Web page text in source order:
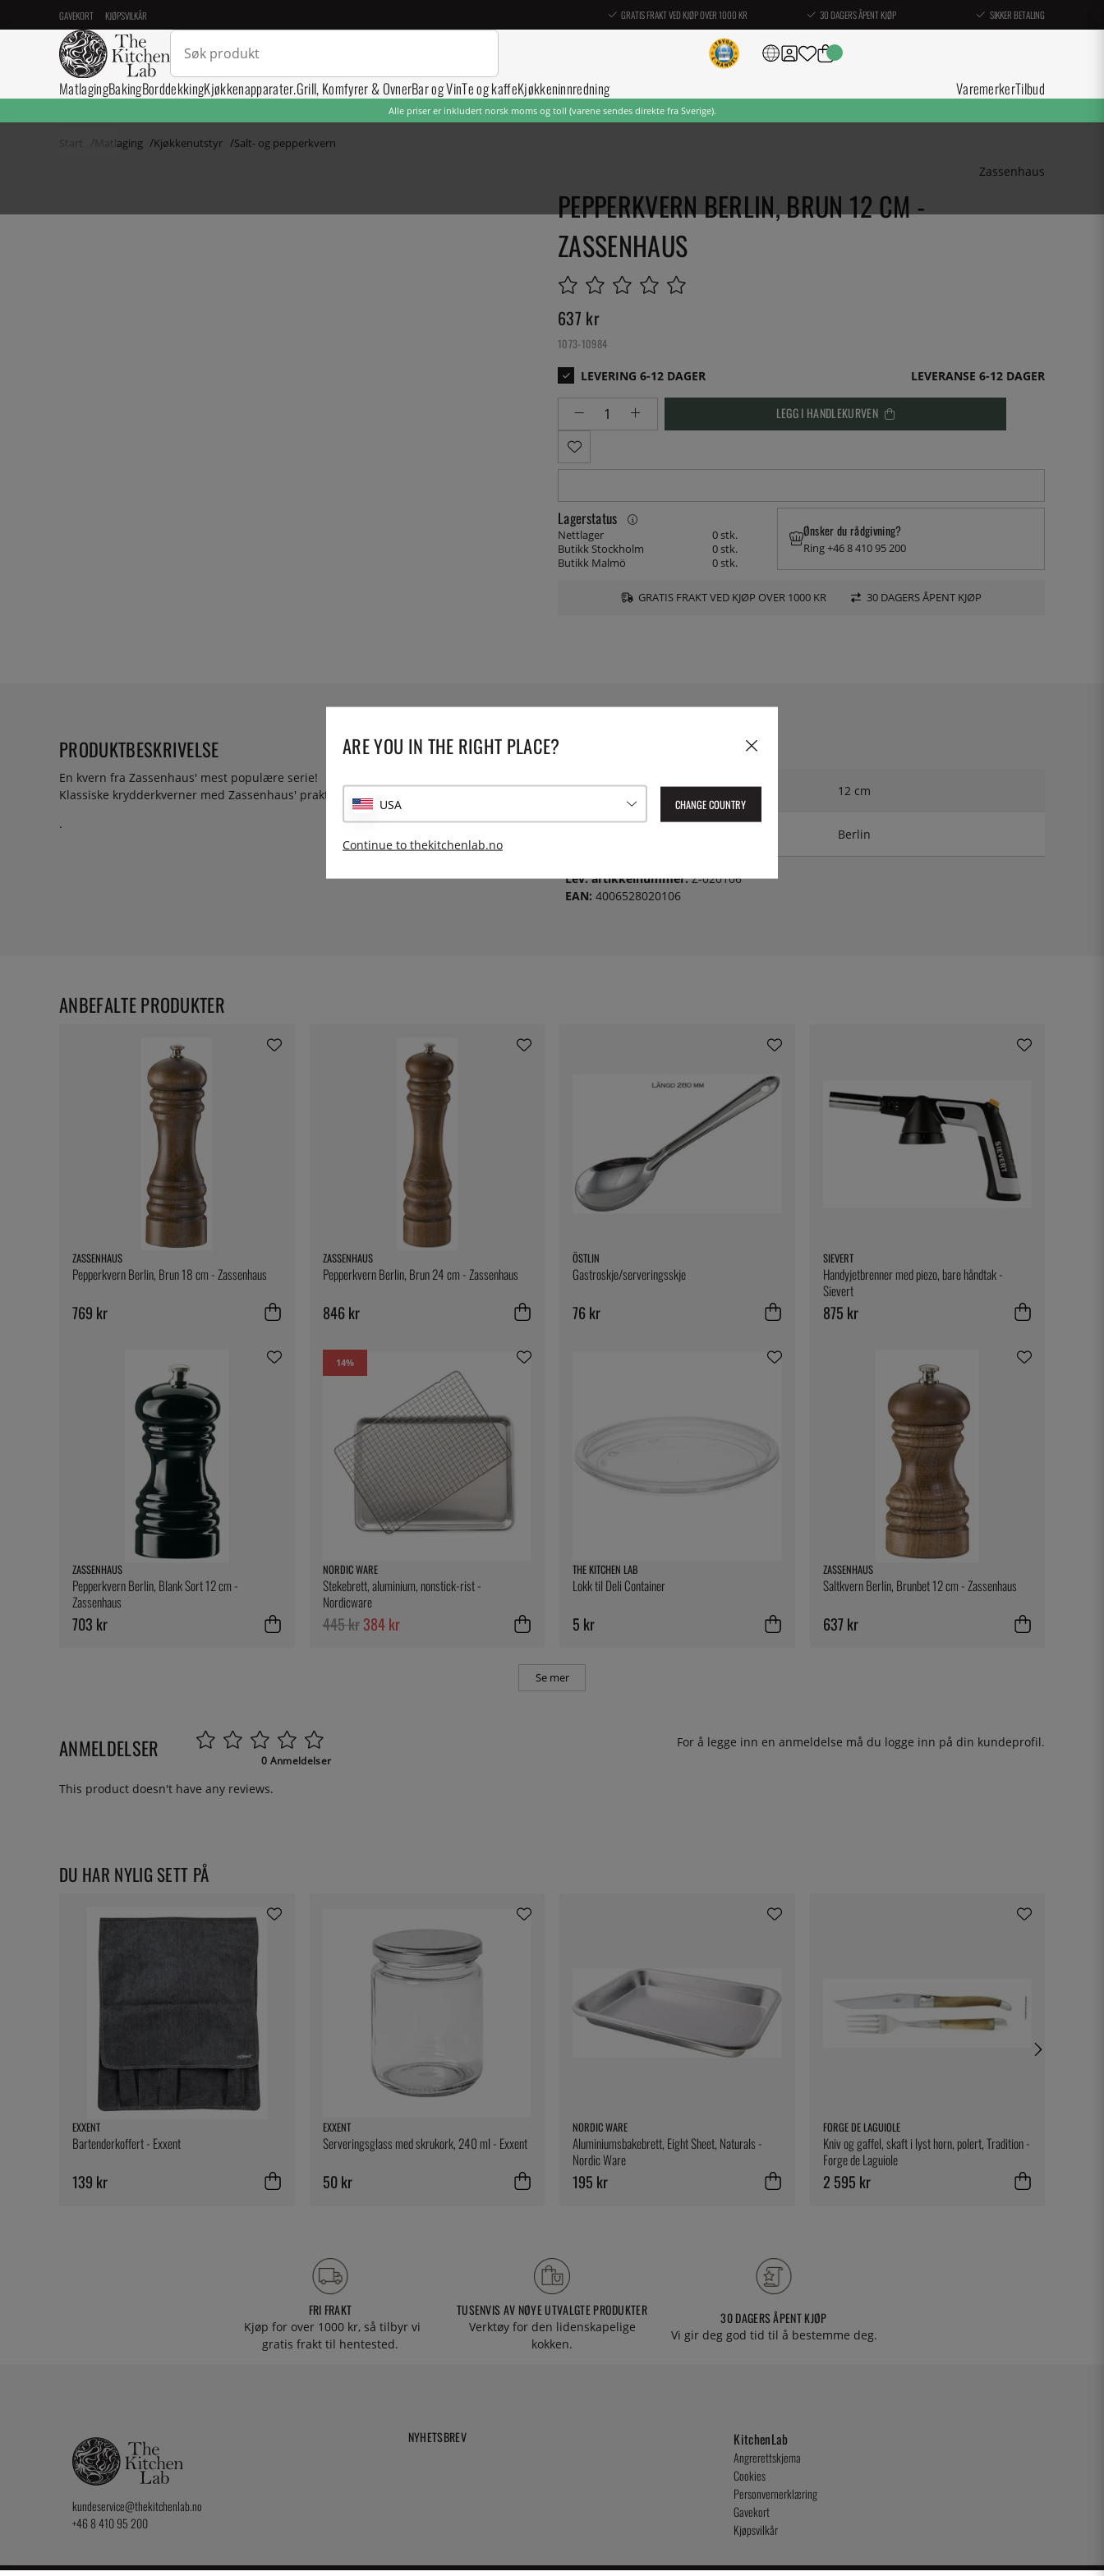
GAVEKORT KJØPSVILKÅR GRATIS FRAKT VED KJØP OVER 1000 KR 30 DAGERS ÅPENT KJØP SIKKER BETALING
MatlagingBakingBorddekkingKjøkkenapparater.Grill, Komfyrer & OvnerBar og VinTe og kaffeKjøkkeninnredning VaremerkerTilbud
Alle priser er inkludert norsk moms og toll (varene sendes direkte fra Sverige).
Start Matlaging Kjøkkenutstyr Salt- og pepperkvern
Zassenhaus
PEPPERKVERN BERLIN, BRUN 12 CM -
ZASSENHAUS
637 kr
1073-10984
LEVERANSE 6-12 DAGER
LEGG I HANDLEKURVEN
Lagerstatus
Nettlager
0 stk.
Butikk Stockholm
0 stk.
Butikk Malmö
0 stk.
Ønsker du rådgivning?
Ring +46 8 410 95 200
GRATIS FRAKT VED KJØP OVER 1000 KR 30 DAGERS ÅPENT KJØP
PRODUKTBESKRIVELSE
En kvern fra Zassenhaus' mest populære serie!
Klassiske krydderkverner med Zassenhaus' praktisk talt uforgjengelige mølleverk.
.
Lengde: 12 cm
Berlin
Lev. artikkelnummer:Z-020106
EAN: 4006528020106
ZASSENHAUS
Pepperkvern Berlin, Brun 18 cm - Zassenhaus
769 kr
ZASSENHAUS
Pepperkvern Berlin, Brun 24 cm - Zassenhaus
846 kr
ÖSTLIN
Gastroskje/serveringsskje
76 kr
SIEVERT
Handyjetbrenner med piezo, bare håndtak -
Sievert
875 kr
ZASSENHAUS
Pepperkvern Berlin, Blank Sort 12 cm -
Zassenhaus
703 kr
14%
NORDIC WARE
Stekebrett, aluminium, nonstick-rist -
Nordicware
445 kr 384 kr
THE KITCHEN LAB
Lokk til Deli Container
5 kr
ZASSENHAUS
Saltkvern Berlin, Brunbet 12 cm - Zassenhaus
637 kr
Se mer
ANBEFALTE PRODUKTER
ANMELDELSER 0 Anmeldelser
For å legge inn en anmeldelse må du logge inn på din kundeprofil.
This product doesn't have any reviews.
DU HAR NYLIG SETT PÅ
EXXENT
Bartenderkoffert - Exxent
139 kr
EXXENT
Serveringsglass med skrukork, 240 ml - Exxent
50 kr
NORDIC WARE
Aluminiumsbakebrett, Eight Sheet, Naturals -
Nordic Ware
195 kr
FORGE DE LAGUIOLE
Kniv og gaffel, skaft i lyst horn, polert, Tradition -
Forge de Laguiole
2 595 kr
FRI FRAKT
Kjøp for over 1000 kr, så tilbyr vi
gratis frakt til hentested.
TUSENVIS AV NØYE UTVALGTE PRODUKTER
Verktøy for den lidenskapelige
kokken.
30 DAGERS ÅPENT KJØP
Vi gir deg god tid til å bestemme deg.
kundeservice@thekitchenlab.no
+46 8 410 95 200
NYHETSBREV KitchenLab
Angrerettskjema
Cookies
Personvernerklæring
Gavekort
Kjøpsvilkår
ARE YOU IN THE RIGHT PLACE?
USA CHANGE COUNTRY
Continue to thekitchenlab.no